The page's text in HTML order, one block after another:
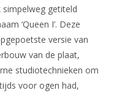
getiteld
‘Queen I’. Deze
versie van
van de plaat,
studiotechnieken om
voor ogen had,